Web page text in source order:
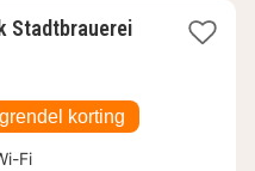
Stadtbrauerei1
96,62
korting
Fi